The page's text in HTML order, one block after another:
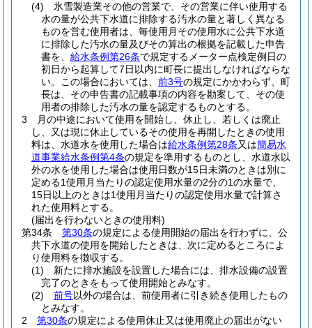
(4)
氷雪製造業その他の営業で、その営業に伴い使用する
水の量が公共下水道に排除する汚水の量と著しく異なる
ものを営む使用者は、毎使用月その使用水に公共下水道
に排除した汚水の量及びその算出の根拠を記載した申告
書を、 給水条例第26条で規定するメーター点検定例日の
初日から起算して7日以内に町長に提出しなければならな
い。
この場合においては、 前3号の規定にかかわらず、町
長は、その申告書の記載事項の内容を勘案して、その使
用者の排除した汚水の量を認定するものとする。
3
月の中途において使用を開始し、休止し、若しくは廃止
し、又は現に休止しているその使用を再開したときの使用
料は、水道水を使用した場合は給水条例第28条又は簡易水
道事業給水条例第4条の規定を準用するものとし、水道水以
外の水を使用した場合は使用日数が15日未満のときは別に
定める1使用月当たりの認定使用水量の2分の1の水量で、
15日以上のときは1使用月当たりの認定使用水量で計算さ
れた使用料とする。
(届出を行わないときの使用料)
第34条
第30条の規定による使用開始の届出を行わずに、公
共下水道の使用を開始したときは、次に定めるところによ
り使用料を徴収する。
(1)
新たに排水施設を設置した場合には、排水設備の設置
完了のときをもって使用開始とみなす。
(2)
前号以外の場合は、前使用者に引き続き使用したもの
とみなす。
2
第30条の規定による使用休止又は使用廃止の届出がない